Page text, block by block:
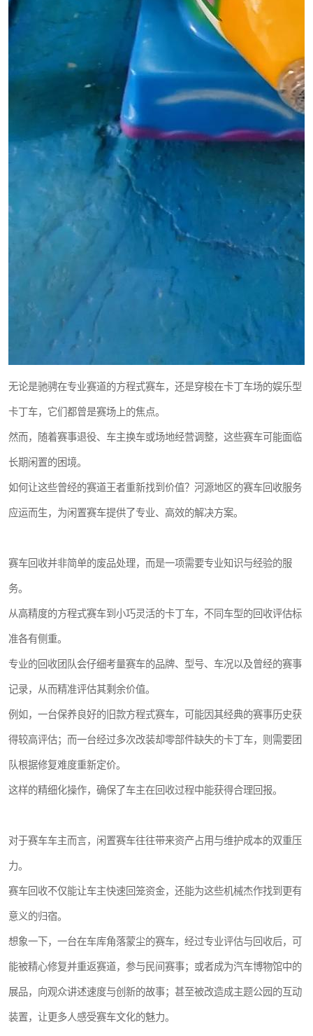
无论是驰骋在专业赛道的方程式赛车，还是穿梭在卡丁车场的娱乐型
卡丁车，它们都曾是赛场上的焦点。
然而，随着赛事退役、车主换车或场地经营调整，这些赛车可能面临
长期闲置的困境。
如何让这些曾经的赛道王者重新找到价值？河源地区的赛车回收服务
应运而生，为闲置赛车提供了专业、高效的解决方案。
赛车回收并非简单的废品处理，而是一项需要专业知识与经验的服
务。
从高精度的方程式赛车到小巧灵活的卡丁车，不同车型的回收评估标
准各有侧重。
专业的回收团队会仔细考量赛车的品牌、型号、车况以及曾经的赛事
记录，从而精准评估其剩余价值。
例如，一台保养良好的旧款方程式赛车，可能因其经典的赛事历史获
得较高评估；而一台经过多次改装却零部件缺失的卡丁车，则需要团
队根据修复难度重新定价。
这样的精细化操作，确保了车主在回收过程中能获得合理回报。
对于赛车车主而言，闲置赛车往往带来资产占用与维护成本的双重压
力。
赛车回收不仅能让车主快速回笼资金，还能为这些机械杰作找到更有
意义的归宿。
想象一下，一台在车库角落蒙尘的赛车，经过专业评估与回收后，可
能被精心修复并重返赛道，参与民间赛事；或者成为汽车博物馆中的
展品，向观众讲述速度与创新的故事；甚至被改造成主题公园的互动
装置，让更多人感受赛车文化的魅力。